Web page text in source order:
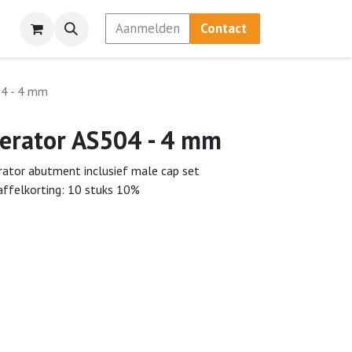
Aanmelden Contact
- 4 mm
AS504 - 4 mm
abutment inclusief male cap set
10 stuks 10%